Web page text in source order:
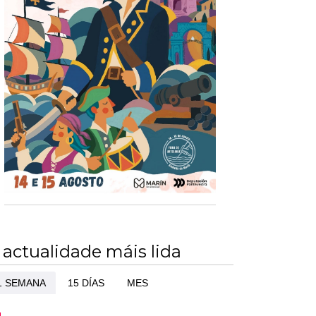
actualidade máis lida
SEMANA 15 DÍAS MES